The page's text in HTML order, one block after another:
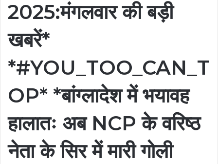
2025:मंगलवार की बड़ी
खबरें*
*#YOU_TOO_CAN_T
OP* *बांग्लादेश में भयावह
हालातः अब NCP के वरिष्ठ
नेता के सिर में मारी गोली